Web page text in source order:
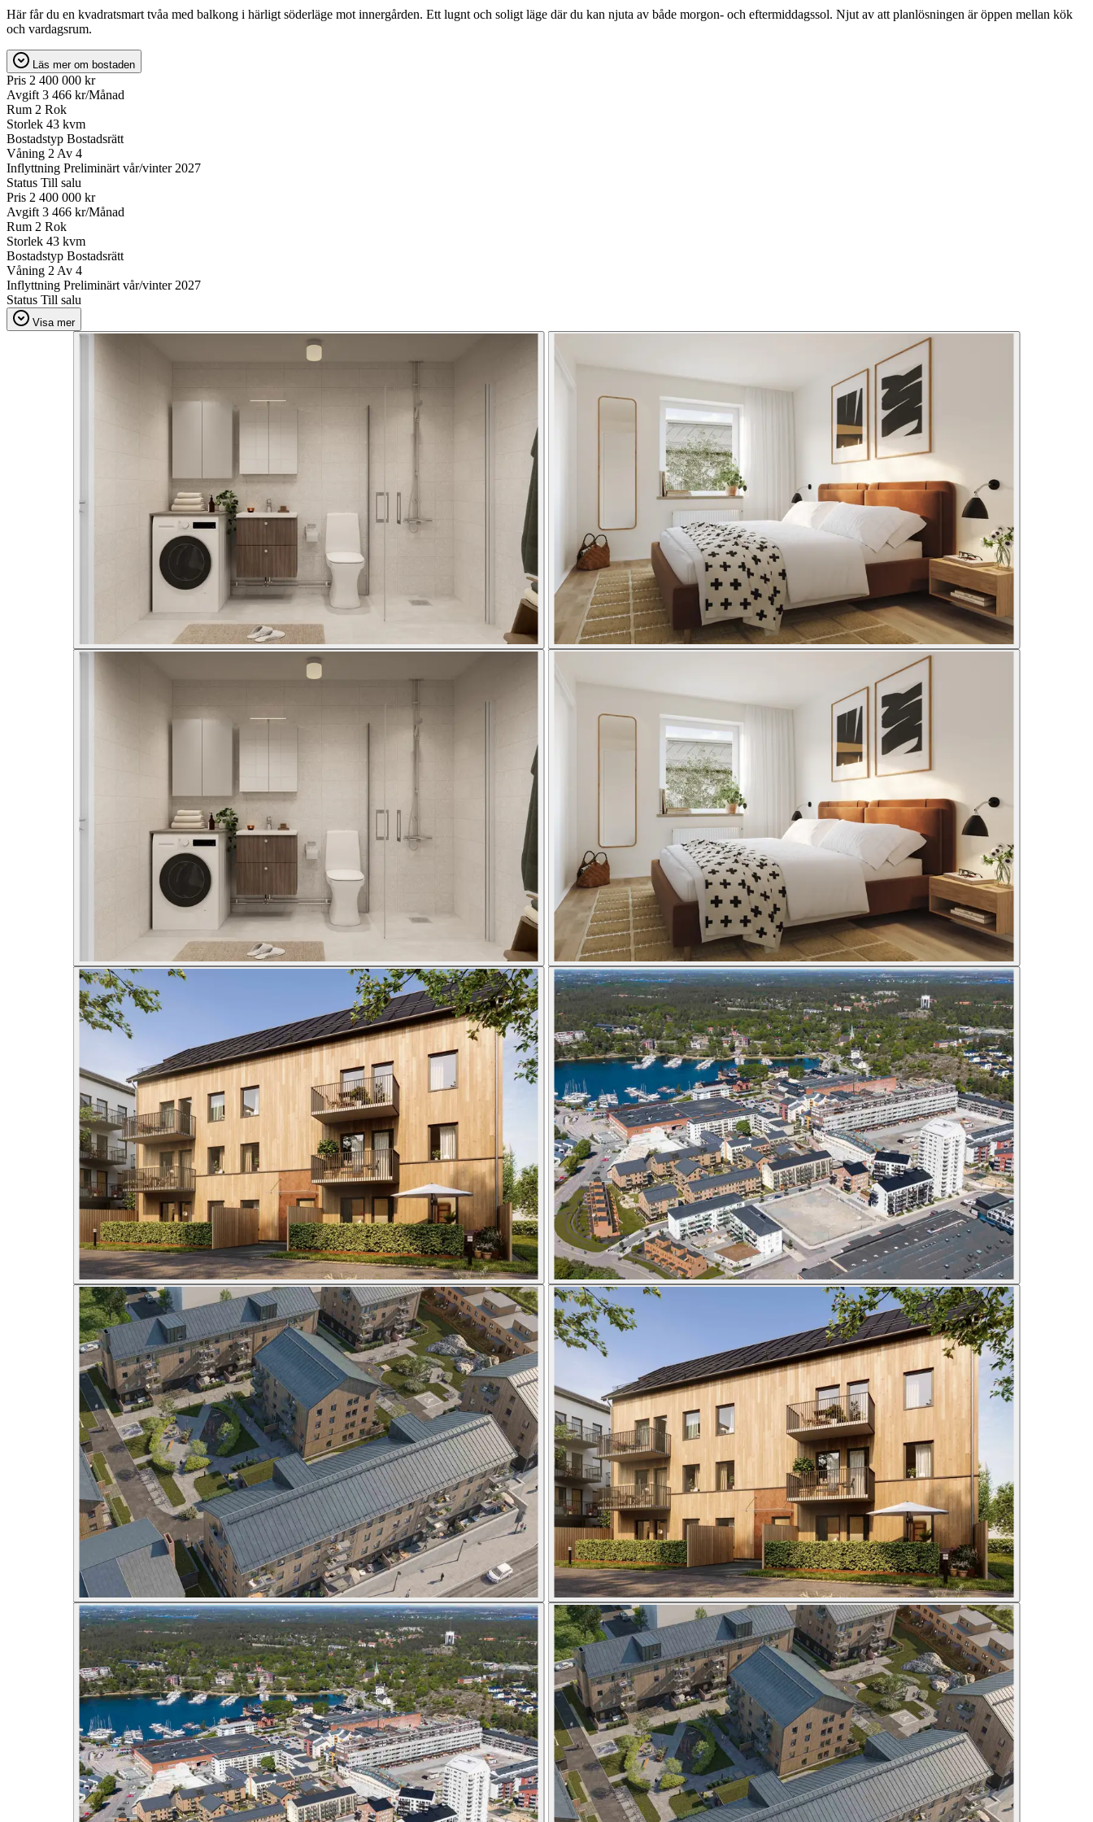
Här får du en kvadratsmart tvåa med balkong i härligt söderläge mot innergården. Ett lugnt och soligt läge där du kan njuta av både morgon- och eftermiddagssol. Njut av att planlösningen är öppen mellan kök
och vardagsrum.
Läs mer om bostaden
Pris 2 400 000 kr
Avgift 3 466 kr/Månad
Rum 2 Rok
Storlek 43 kvm
Bostadstyp Bostadsrätt
Våning 2 Av 4
Inflyttning Preliminärt vår/vinter 2027
Status Till salu
Pris 2 400 000 kr
Avgift 3 466 kr/Månad
Rum 2 Rok
Storlek 43 kvm
Bostadstyp Bostadsrätt
Våning 2 Av 4
Inflyttning Preliminärt vår/vinter 2027
Status Till salu
Visa mer